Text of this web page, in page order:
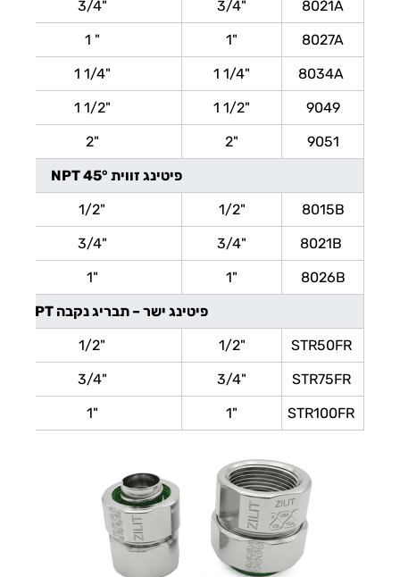
8021A
3/4"
3/4"
8027A
1"
1 "
"1/4 1
"1/4 1
9049
1 1/2"
1 1/2"
9051
2"
2"
פיטינג זווית 45° NPT
8015B
"1/2
"1/2
"3/4
"3/4
8026B
"1
"1
פיטינג ישר – תבריג נקבה NPT
STR50FR
"1/2
"1/2
STR75FR
"3/4
"3/4
"1
"1